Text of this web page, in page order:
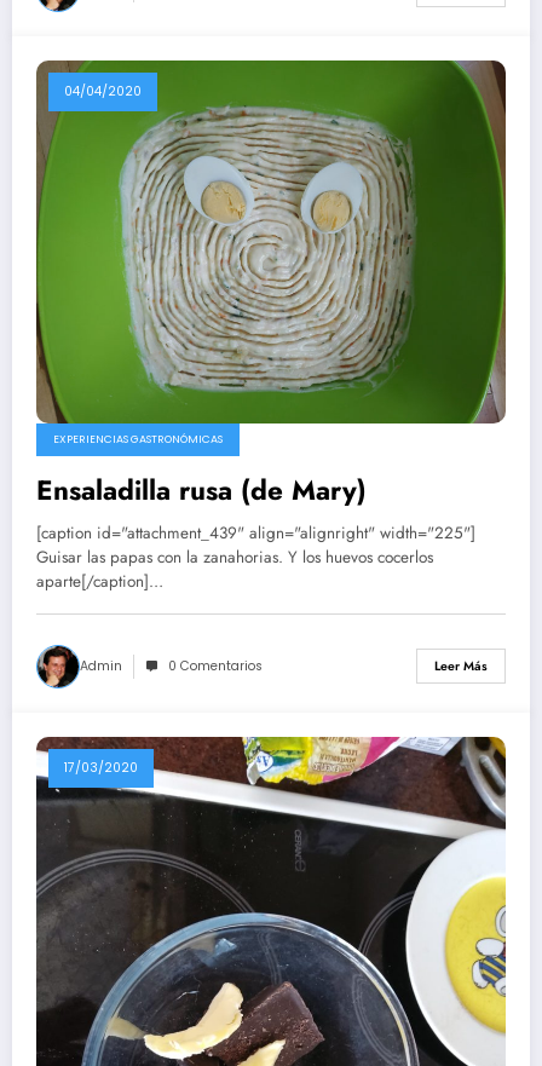
04/04/2020
EXPERIENCIAS GASTRONÓMICAS
Ensaladilla rusa (de Mary)
[caption id="attachment_439" align="alignright" width="225"]
Guisar las papas con la zanahorias. Y los huevos cocerlos
aparte[/caption]…
Admin 0 Comentarios Leer Más
17/03/2020